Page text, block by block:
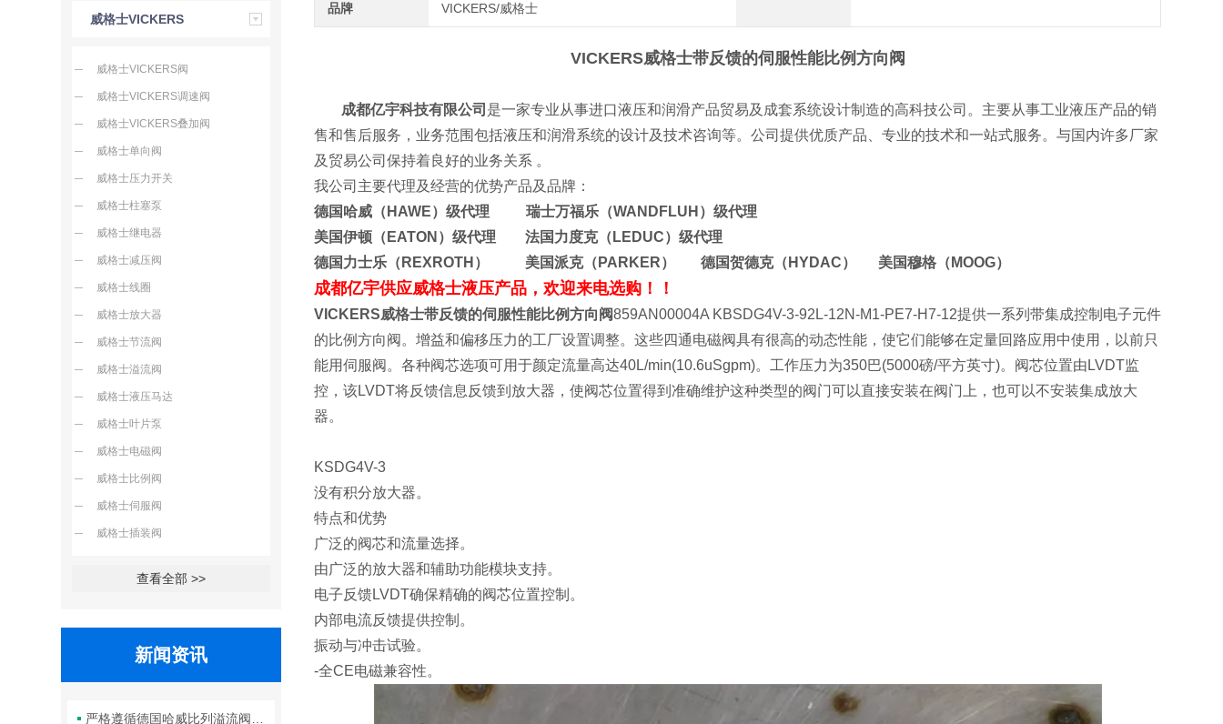
威格士VICKERS
威格士VICKERS阀
威格士VICKERS调速阀
威格士VICKERS叠加阀
威格士单向阀
威格士压力开关
威格士柱塞泵
威格士继电器
威格士减压阀
威格士线圈
威格士放大器
威格士节流阀
威格士溢流阀
威格士液压马达
威格士叶片泵
威格士电磁阀
威格士比例阀
威格士伺服阀
威格士插装阀
查看全部 >>
新闻资讯
品牌 VICKERS/威格士
VICKERS威格士带反馈的伺服性能比例方向阀
成都亿宇科技有限公司 是一家专业从事进口液压和润滑产品贸易及成套系统设计制造的高科技公司。主要从事工业液压产品的销
售和售后服务，业务范围包括液压和润滑系统的设计及技术咨询等。公司提供优质产品、专业的技术和一站式服务。与国内许多厂家
及贸易公司保持着良好的业务关系 。
我公司主要代理及经营的优势产品及品牌：
德国哈威（HAWE）级代理 瑞士万福乐（WANDFLUH）级代理
美国伊顿（EATON）级代理 法国力度克（LEDUC）级代理
德国力士乐（REXROTH） 美国派克（PARKER） 德国贺德克（HYDAC） 美国穆格（MOOG）
成都亿宇供应威格士液压产品，欢迎来电选购！！
VICKERS威格士带反馈的伺服性能比例方向阀859AN00004A KBSDG4V-3-92L-12N-M1-PE7-H7-12提供一系列带集成控制电子元件
的比例方向阀。增益和偏移压力的工厂设置调整。这些四通电磁阀具有很高的动态性能，使它们能够在定量回路应用中使用，以前只
能用伺服阀。各种阀芯选项可用于颜定流量高达40L/min(10.6uSgpm)。工作压力为350巴(5000磅/平方英寸)。阀芯位置由LVDT监
控，该LVDT将反馈信息反馈到放大器，使阀芯位置得到准确维护这种类型的阀门可以直接安装在阀门上，也可以不安装集成放大
器。
KSDG4V-3
没有积分放大器。
特点和优势
广泛的阀芯和流量选择。
由广泛的放大器和辅助功能模块支持。
电子反馈LVDT确保精确的阀芯位置控制。
内部电流反馈提供控制。
振动与冲击试验。
-全CE电磁兼容性。